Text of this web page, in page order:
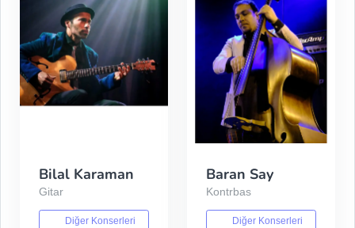
Bilal Karaman
Gitar
Diğer Konserleri
Baran Say
Kontrbas
Diğer Konserleri